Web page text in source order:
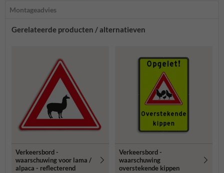
Montageadvies
Gerelateerde producten / alternatieven
Verkeersbord -
waarschuwing voor lama /
alpaca - reflecterend
Verkeersbord -
waarschuwing
overstekende kippen